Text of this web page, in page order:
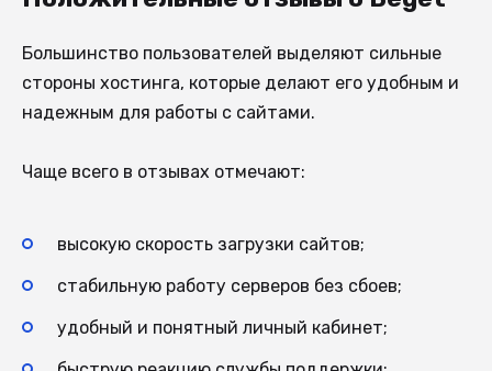
Большинство пользователей выделяют сильные
стороны хостинга, которые делают его удобным и
надежным для работы с сайтами.
Чаще всего в отзывах отмечают:
высокую скорость загрузки сайтов;
стабильную работу серверов без сбоев;
удобный и понятный личный кабинет;